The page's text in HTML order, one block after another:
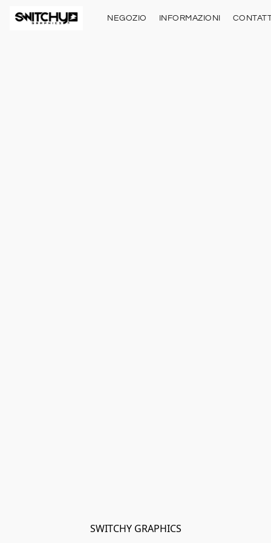
NEGOZIO INFORMAZIONI
SWITCHY GRAPHICS